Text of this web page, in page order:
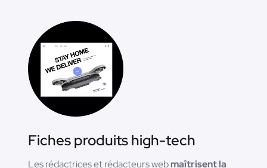
Fiches produits high-tech
Les rédactrices et rédacteurs webmaîtrisent la